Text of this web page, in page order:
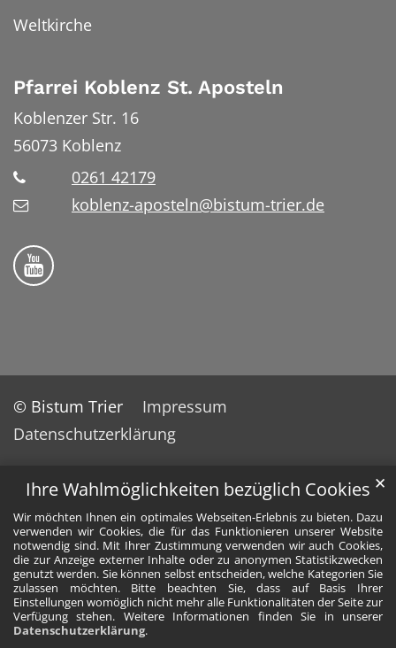
Ihre Wahlmöglichkeiten bezüglich Cookies
Wir möchten Ihnen ein optimales Webseiten-Erlebnis zu bieten. Dazu
verwenden wir Cookies, die für das Funktionieren unserer Website
notwendig sind. Mit Ihrer Zustimmung verwenden wir auch Cookies,
die zur Anzeige externer Inhalte oder zu anonymen Statistikzwecken
genutzt werden. Sie können selbst entscheiden, welche Kategorien Sie
zulassen möchten. Bitte beachten Sie, dass auf Basis Ihrer
Einstellungen womöglich nicht mehr alle Funktionalitäten der Seite zur
Verfügung stehen. Weitere Informationen finden Sie in unserer
Datenschutzerklärung.
✕
Weltkirche
Pfarrei Koblenz St. Aposteln
Koblenzer Str. 16
56073 Koblenz
0261 42179
koblenz-aposteln@bistum-trier.de
Bistum Trier auf YouTube
© Bistum Trier
Impressum
Datenschutzerklärung